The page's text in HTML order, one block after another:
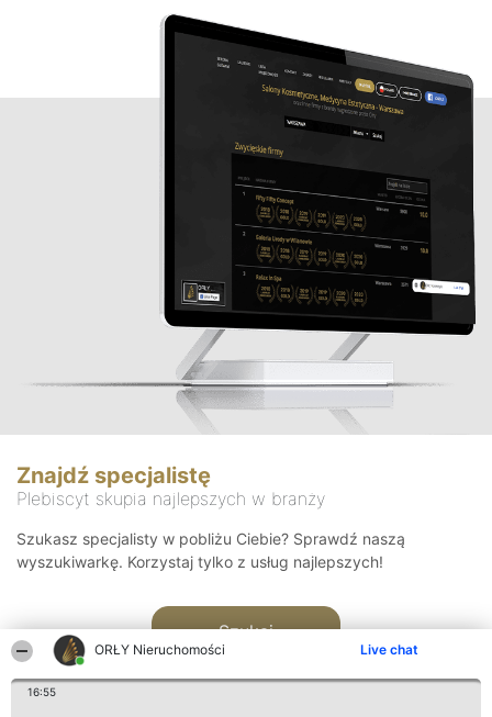
ORŁY Nieruchomości Live chat
16:55
Znajdź specjalistę
Plebiscyt skupia najlepszych w branży
Szukasz specjalisty w pobliżu Ciebie? Sprawdź naszą
wyszukiwarkę. Korzystaj tylko z usług najlepszych!
Szukaj